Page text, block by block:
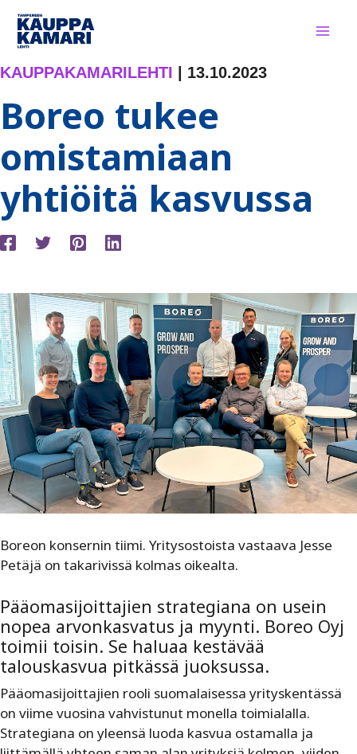
Siirry
sisältöön
KAUPPAKAMARILEHTI 13.10.2023
Boreo tukee
omistamiaan
yhtiöitä kasvussa
Boreon konsernin tiimi. Yritysostoista vastaava Jesse
Petäjä on takarivissä kolmas oikealta.
Pääomasijoittajien strategiana on usein
nopea arvonkasvatus ja myynti. Boreo Oyj
toimii toisin. Se haluaa kestävää
talouskasvua pitkässä juoksussa.
Pääomasijoittajien rooli suomalaisessa yrityskentässä
on viime vuosina vahvistunut monella toimialalla.
Strategiana on yleensä luoda kasvua ostamalla ja